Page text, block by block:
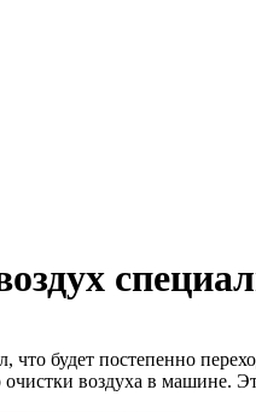
что будет постепенно
воздуха в машине.